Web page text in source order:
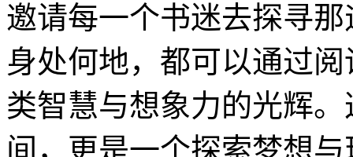
邀请每一个书迷去探寻
身处何地，都可以通过
类智慧与想象力的光辉
间，更是一个探索梦想